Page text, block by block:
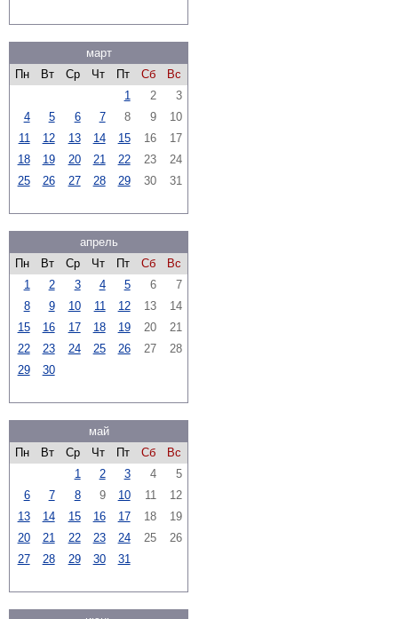
март
Пн
Вт Ср Чт Пт Сб
Вс
1
2
3
4
5 6 7 8 9
10
11
12 13 14 15 16
17
18
19 20 21 22 23
24
25
26 27 28 29 30 31
апрель
Пн
Вт Ср Чт Пт Сб
Вс
1
2 3 4 5 6
7
8
9 10 11 12 13
14
15
16 17 18 19 20
21
22
23 24 25 26 27
28
29
30
май
Пн
Вт Ср Чт Пт Сб
Вс
1
2 3 4
5
6
7 8 9 10 11
12
13
14 15 16 17 18
19
20
21 22 23 24 25
26
27
28 29 30 31